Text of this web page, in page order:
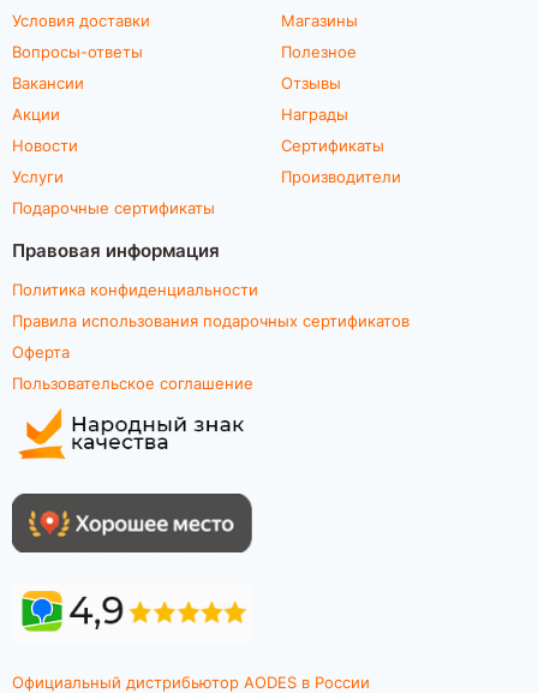
Условия доставки
Вопросы-ответы
Вакансии
Акции
Новости
Услуги
Подарочные сертификаты
Магазины
Полезное
Отзывы
Награды
Сертификаты
Производители
Правовая информация
Политика конфиденциальности
Правила использования подарочных сертификатов
Оферта
Пользовательское соглашение
Официальный дистрибьютор AODES в России